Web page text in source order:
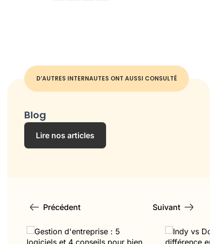
D’AUTRES INTERNAUTES ONT AUSSI CONSULTÉ
Blog
Lire nos articles
Précédent Suivant